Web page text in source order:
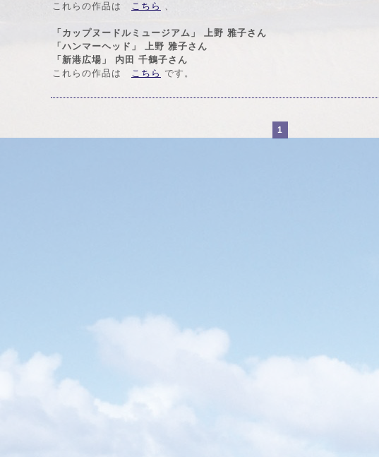
これらの作品は こちら 、
「カップヌードルミュージアム」 上野 雅子さん
「ハンマーヘッド」 上野 雅子さん
「新港広場」 内田 千鶴子さん
これらの作品は こちら です。
1